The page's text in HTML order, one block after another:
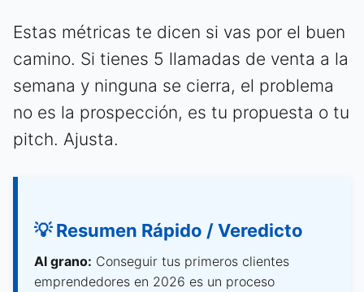
Estas métricas te dicen si vas por el buen
camino. Si tienes 5 llamadas de venta a la
semana y ninguna se cierra, el problema
no es la prospección, es tu propuesta o tu
pitch. Ajusta.
💡 Resumen Rápido / Veredicto
Al grano: Conseguir tus primeros clientes
emprendedores en 2026 es un proceso